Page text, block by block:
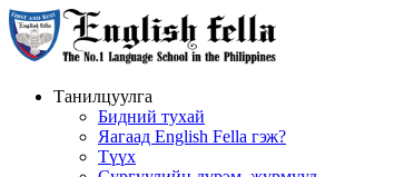
Танилцуулга
Бидний тухай
Яагаад English Fella гэж?
Түүх